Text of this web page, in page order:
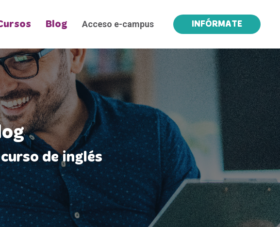
Blog Acceso e-campus INFÓRMATE
de inglés